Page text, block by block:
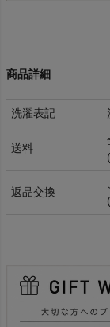
商品詳細
洗濯表記
送料
返品交換
(